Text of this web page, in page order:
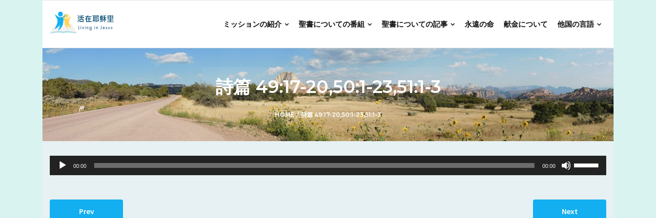
ミッションの紹介 聖書についての番組 聖書についての記事 永遠の命 献金について 他国の言語
詩篇 49:17-20,50:1-23,51:1-3
HOME/詩篇 49:17-20,50:1-23,51:1-3
Audio
Player
00:00 00:00
Use
Up/Down
to
Prev Next